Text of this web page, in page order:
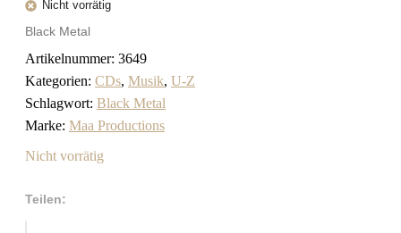
Nicht vorrätig
Black Metal
Artikelnummer: 3649
Kategorien: CDs, Musik, U-Z
Schlagwort: Black Metal
Marke: Maa Productions
Nicht vorrätig
Teilen: